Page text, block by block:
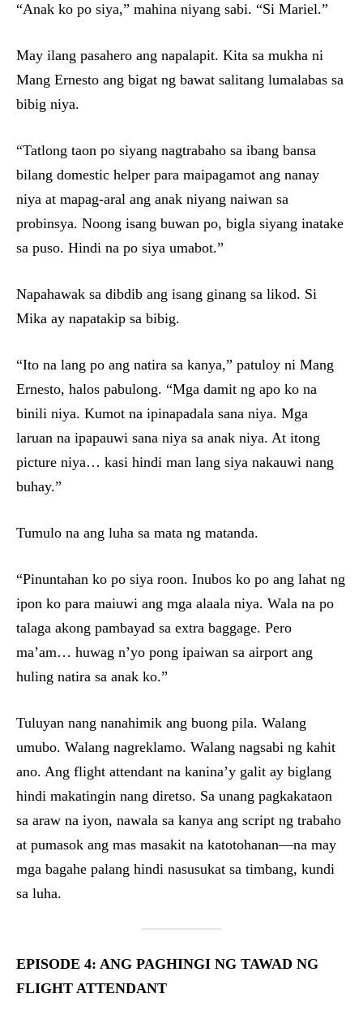
“Anak ko po siya,” mahina niyang sabi. “Si Mariel.”
May ilang pasahero ang napalapit. Kita sa mukha ni
Mang Ernesto ang bigat ng bawat salitang lumalabas sa
bibig niya.
“Tatlong taon po siyang nagtrabaho sa ibang bansa
bilang domestic helper para maipagamot ang nanay
niya at mapag-aral ang anak niyang naiwan sa
probinsya. Noong isang buwan po, bigla siyang inatake
sa puso. Hindi na po siya umabot.”
Napahawak sa dibdib ang isang ginang sa likod. Si
Mika ay napatakip sa bibig.
“Ito na lang po ang natira sa kanya,” patuloy ni Mang
Ernesto, halos pabulong. “Mga damit ng apo ko na
binili niya. Kumot na ipinapadala sana niya. Mga
laruan na ipapauwi sana niya sa anak niya. At itong
picture niya… kasi hindi man lang siya nakauwi nang
buhay.”
Tumulo na ang luha sa mata ng matanda.
“Pinuntahan ko po siya roon. Inubos ko po ang lahat ng
ipon ko para maiuwi ang mga alaala niya. Wala na po
talaga akong pambayad sa extra baggage. Pero
ma’am… huwag n’yo pong ipaiwan sa airport ang
huling natira sa anak ko.”
Tuluyan nang nanahimik ang buong pila. Walang
umubo. Walang nagreklamo. Walang nagsabi ng kahit
ano. Ang flight attendant na kanina’y galit ay biglang
hindi makatingin nang diretso. Sa unang pagkakataon
sa araw na iyon, nawala sa kanya ang script ng trabaho
at pumasok ang mas masakit na katotohanan—na may
mga bagahe palang hindi nasusukat sa timbang, kundi
sa luha.
EPISODE 4: ANG PAGHINGI NG TAWAD NG
FLIGHT ATTENDANT